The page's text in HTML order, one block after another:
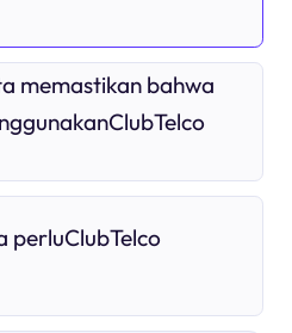
memastikan bahwa
perluClubTelco